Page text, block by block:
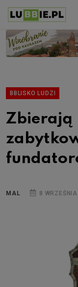
BBLISKO LUDZI
Zbierają
MAL 8